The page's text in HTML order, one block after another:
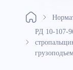
РД 10-107-